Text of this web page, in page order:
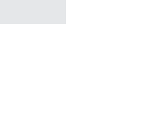
якого